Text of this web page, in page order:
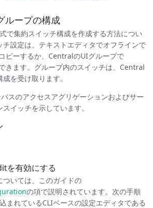
ループの構成
で集約スイッチ構成を作成する方法につい
チ設定は、テキストエディタでオフラインで
ピーするか、CentralのUIグループで
きます。グループ内のスイッチは、Central
を受け取ります。
スのアクセスアグリゲーションおよびサー
イッチを示しています。
を有効にする
ついては、このガイドの
の項で説明されています。次の手順
まれているCLIベースの設定エディタである